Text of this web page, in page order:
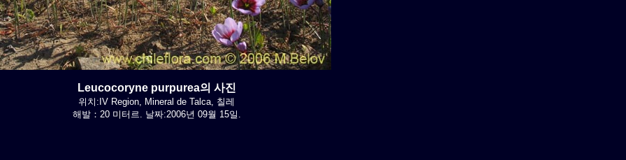
Leucocoryne purpurea의 사진
위치:IV Region, Mineral de Talca, 칠레
해발：20 미터르. 날짜:2006년 09월 15일.